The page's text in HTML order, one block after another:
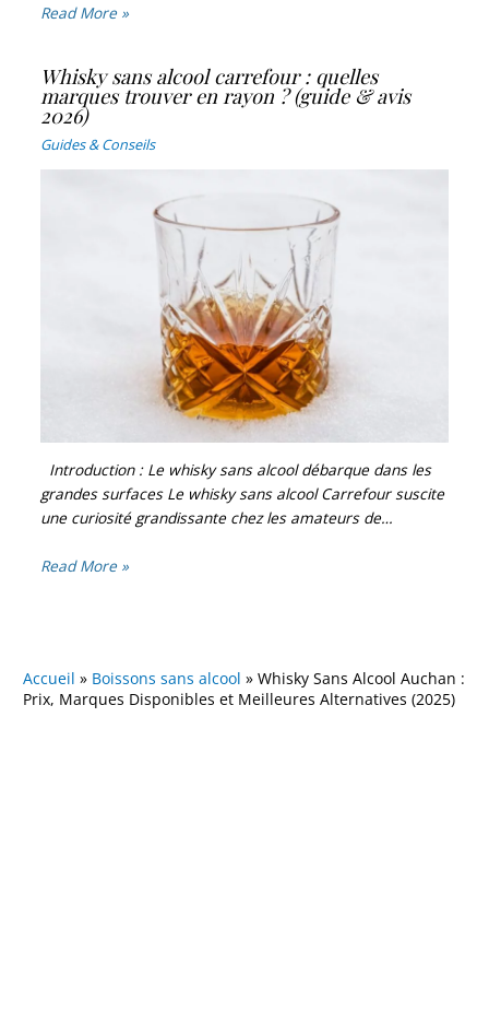
Read More »
Whisky sans alcool carrefour : quelles
marques trouver en rayon ? (guide & avis
2026)
Guides & Conseils
Introduction : Le whisky sans alcool débarque dans les
grandes surfaces Le whisky sans alcool Carrefour suscite
une curiosité grandissante chez les amateurs de…
Read More »
Accueil » Boissons sans alcool »Whisky Sans Alcool Auchan :
Prix, Marques Disponibles et Meilleures Alternatives (2025)